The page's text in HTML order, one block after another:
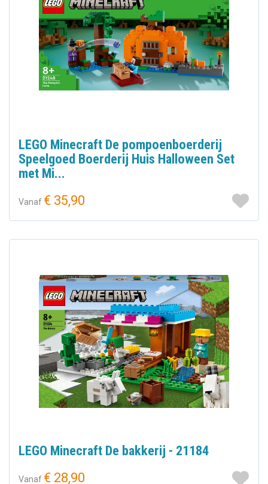
LEGO Minecraft De pompoenboerderij
Speelgoed Boerderij Huis Halloween Set
met Mi...
Vanaf € 35,90
LEGO Minecraft De bakkerij - 21184
Vanaf € 28,90